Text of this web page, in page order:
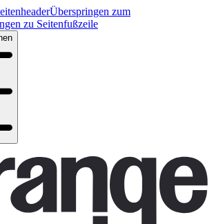
Überspringen zum
zu Seitenfußzeile